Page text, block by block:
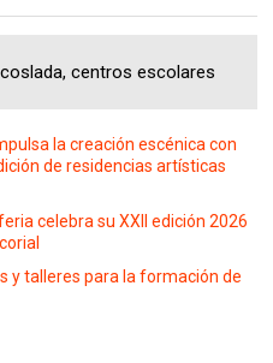
centros escolares
la creación escénica con
de residencias artísticas
celebra su XXII edición 2026
y talleres para la formación de